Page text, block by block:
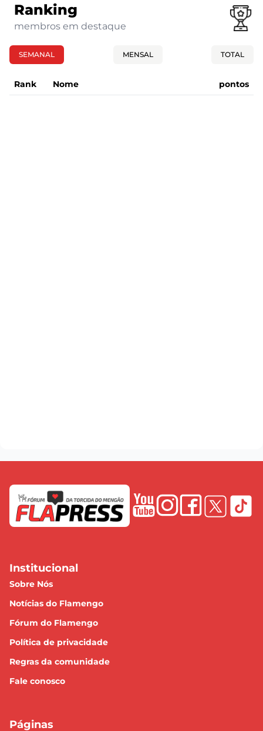
Ranking
membros em destaque
SEMANAL MENSAL TOTAL
Rank Nome pontos
Institucional
Sobre Nós
Notícias do Flamengo
Fórum do Flamengo
Política de privacidade
Regras da comunidade
Fale conosco
Páginas